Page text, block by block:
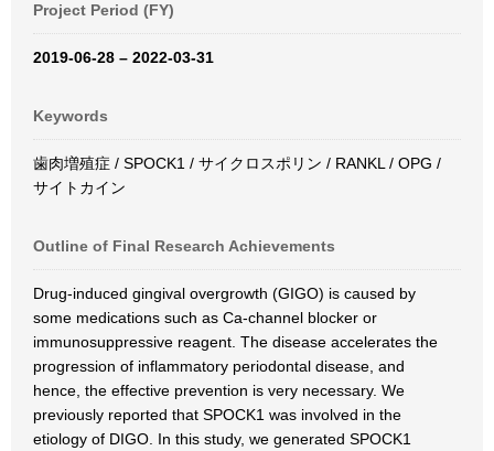
Project Period (FY)
2019-06-28 – 2022-03-31
Keywords
歯肉増殖症 / SPOCK1 / サイクロスポリン / RANKL / OPG /
サイトカイン
Outline of Final Research Achievements
Drug-induced gingival overgrowth (GIGO) is caused by
some medications such as Ca-channel blocker or
immunosuppressive reagent. The disease accelerates the
progression of inflammatory periodontal disease, and
hence, the effective prevention is very necessary. We
previously reported that SPOCK1 was involved in the
etiology of DIGO. In this study, we generated SPOCK1